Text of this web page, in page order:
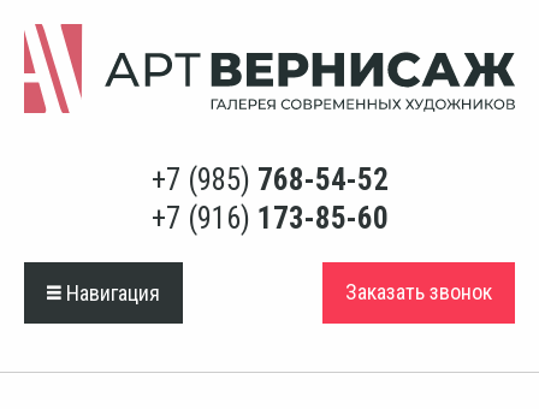
+7 (985) 768-54-52
+7 (916) 173-85-60
Навигация Заказать звонок